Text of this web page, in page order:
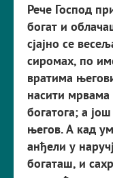
Рече Господ
богат и
сјајно се
сиромах, по
вратима
насити мрвама
богатога; а
његов. А кад
анђели у
богаташ, и